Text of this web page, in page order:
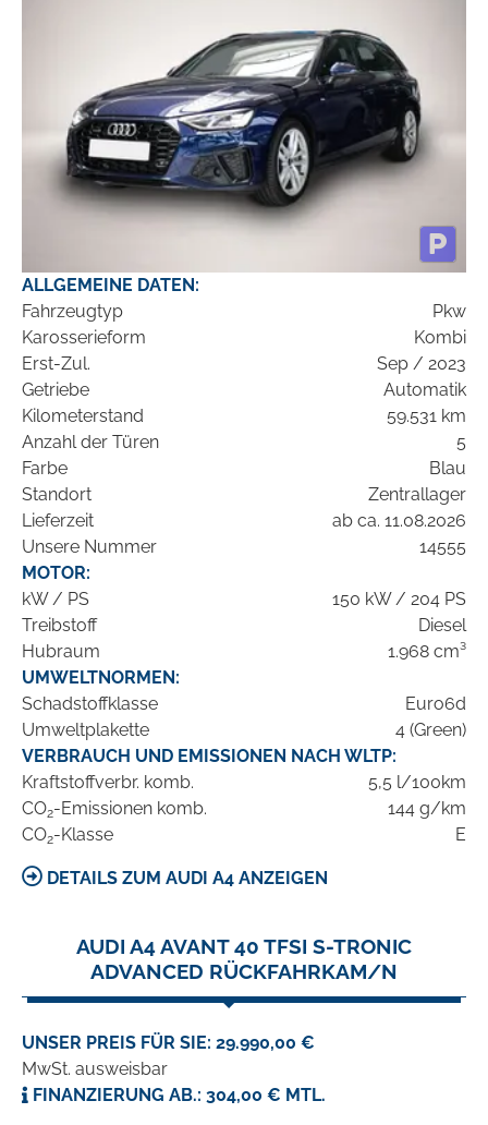
ALLGEMEINE DATEN:
Fahrzeugtyp
Pkw
Karosserieform
Kombi
Erst-Zul.
Sep / 2023
Getriebe
Automatik
Kilometerstand
59.531 km
Anzahl der Türen
5
Farbe
Blau
Standort
Zentrallager
Lieferzeit
ab ca. 11.08.2026
Unsere Nummer
14555
MOTOR:
kW / PS
150 kW / 204 PS
Treibstoff
Diesel
Hubraum
1.968 cm³
UMWELTNORMEN:
Schadstoffklasse
Euro6d
Umweltplakette
4 (Green)
VERBRAUCH UND EMISSIONEN NACH WLTP:
Kraftstoffverbr. komb.
5,5 l/100km
CO2-Emissionen komb.
144 g/km
CO2-Klasse E
DETAILS ZUM AUDI A4 ANZEIGEN
AUDI A4 AVANT 40 TFSI S-TRONIC
ADVANCED RÜCKFAHRKAM/N
UNSER PREIS FÜR SIE: 29.990,00 €
MwSt. ausweisbar
FINANZIERUNG AB.: 304,00 € MTL.